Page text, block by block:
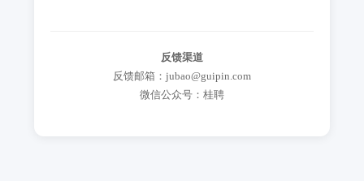
反馈渠道
反馈邮箱：jubao@guipin.com
微信公众号：桂聘